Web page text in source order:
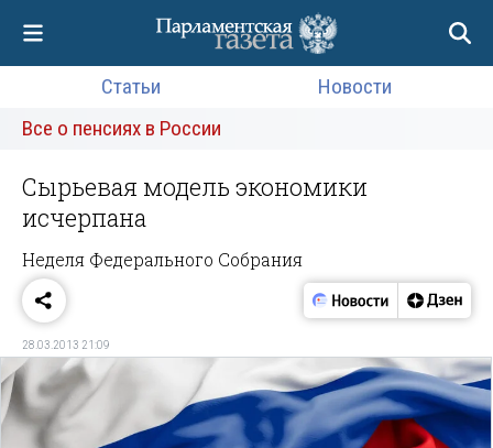
Статьи
Новости
Все о пенсиях в России
Сырьевая модель экономики
исчерпана
Неделя Федерального Собрания
28.03.2013 21:09